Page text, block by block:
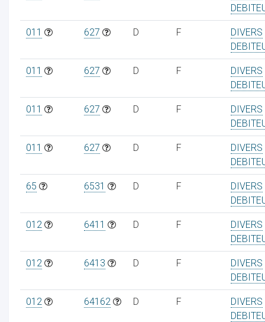
011 627 D F
DIVERS
011 627 D F
DIVERS
011 627 D F
DIVERS
011 627 D F
DIVERS
65 6531 D F
DIVERS
012 6411 D F
DIVERS
012 6413 D F
DIVERS
012 64162 D F
DIVERS